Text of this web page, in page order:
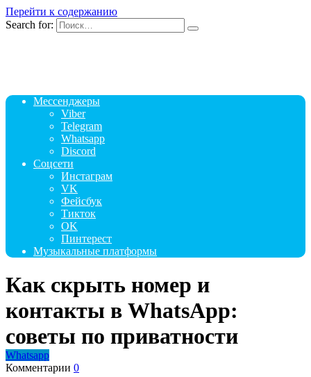
Перейти к содержанию
Search for:
Мессенджеры
Viber
Telegram
Whatsapp
Discord
Соцсети
Инстаграм
VK
Фейсбук
Тикток
OK
Пинтерест
Музыкальные платформы
Как скрыть номер и
контакты в WhatsApp:
советы по приватности
Whatsapp
Комментарии 0